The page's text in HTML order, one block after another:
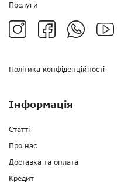
Політика конфіденційності
Послуги
Інформація
Статті
Про нас
Доставка та оплата
Кредит